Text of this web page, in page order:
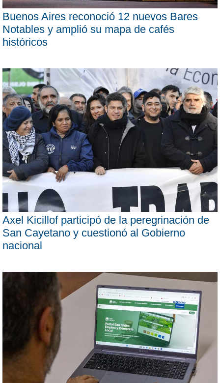
Buenos Aires reconoció 12 nuevos Bares
Notables y amplió su mapa de cafés
históricos
Axel Kicillof participó de la peregrinación de
San Cayetano y cuestionó al Gobierno
nacional